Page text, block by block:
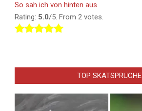
So sah ich von hinten aus
Rating: 5.0/5. From 2 votes.
TOP SKATSPRÜCHE